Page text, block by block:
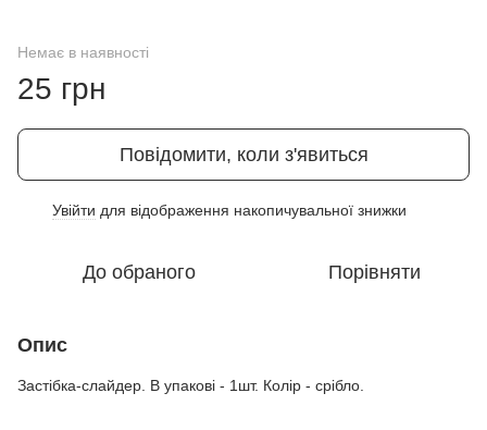
Немає в наявності
25 грн
Повідомити, коли з'явиться
Увійти для відображення накопичувальної знижки
До обраного Порівняти
Опис
Застібка-слайдер. В упакові - 1шт. Колір - срібло.